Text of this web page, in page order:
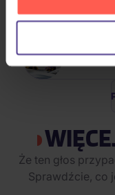
100 Gecs
Że ten głos
Sprawdźcie, co